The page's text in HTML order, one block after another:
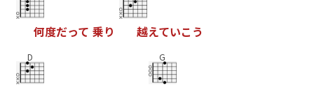
何度だって 乗り 越えていこ う
D G